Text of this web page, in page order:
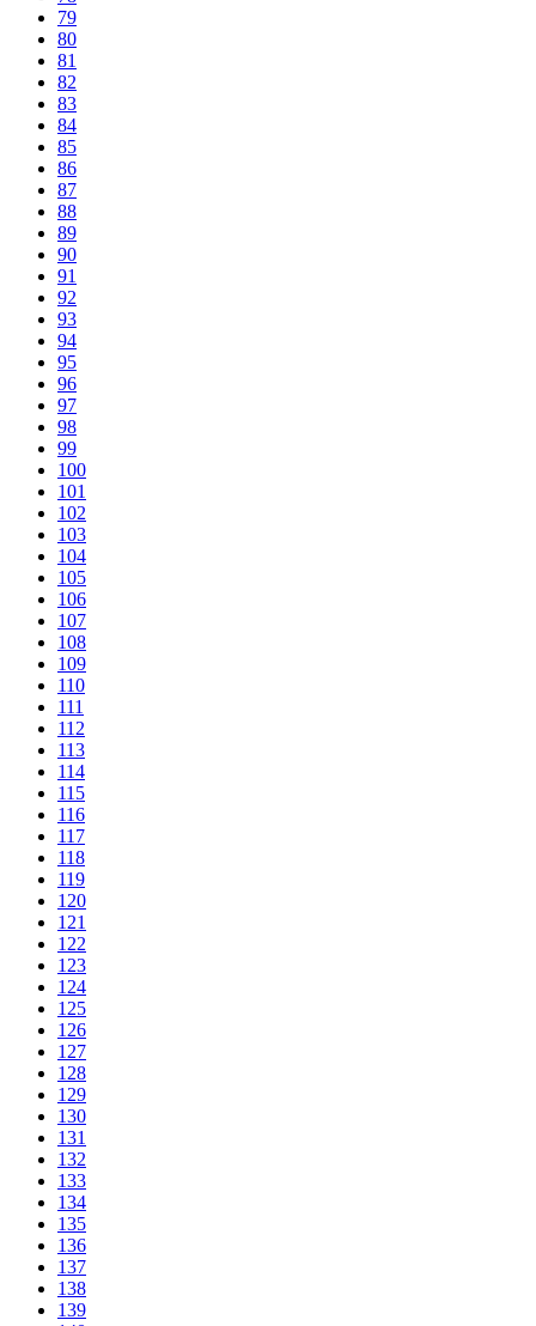
79
80
81
82
83
84
85
86
87
88
89
90
91
92
93
94
95
96
97
98
99
100
101
102
103
104
105
106
107
108
109
110
111
112
113
114
115
116
117
118
119
120
121
122
123
124
125
126
127
128
129
130
131
132
133
134
135
136
137
138
139